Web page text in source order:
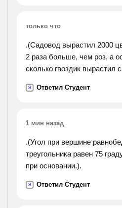
только что
.(Садовод вырастил 2000
2 раза больше, чем роз, а
сколько гвоздик вырастил
S Ответил Студент
1 мин назад
.(Угол при вершине
треугольника равен 75
при основании.).
S Ответил Студент